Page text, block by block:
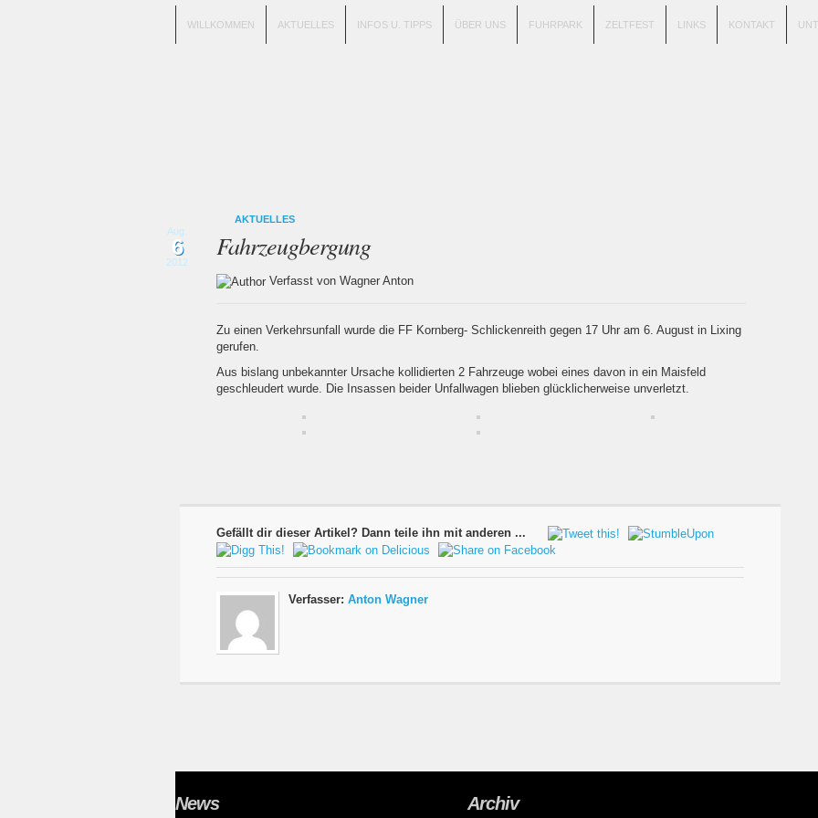
WILLKOMMEN AKTUELLES INFOS U. TIPPS ÜBER UNS FUHRPARK ZELTFEST LINKS KONTAKT
Aug.
6
2012
AKTUELLES
Fahrzeugbergung
Verfasst von Wagner Anton
Zu einen Verkehrsunfall wurde die FF Kornberg- Schlickenreith gegen 17 Uhr am 6. August in Lixing
gerufen.
Aus bislang unbekannter Ursache kollidierten 2 Fahrzeuge wobei eines davon in ein Maisfeld
geschleudert wurde. Die Insassen beider Unfallwagen blieben glücklicherweise unverletzt.
Gefällt dir dieser Artikel? Dann teile ihn mit anderen ...
Verfasser: Anton Wagner
News Archiv